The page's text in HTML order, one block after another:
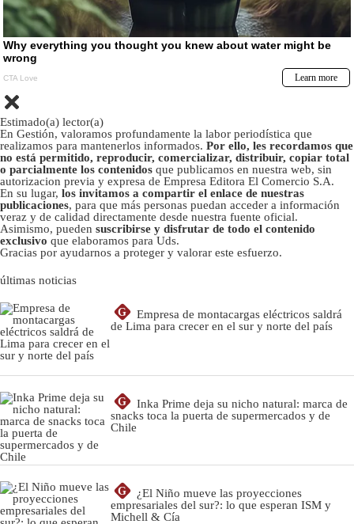
Estimado(a) lector(a)
En Gestión, valoramos profundamente la labor periodística que
realizamos para mantenerlos informados. Por ello, les recordamos que
no está permitido, reproducir, comercializar, distribuir, copiar total
o parcialmente los contenidos que publicamos en nuestra web, sin
autorizacion previa y expresa de Empresa Editora El Comercio S.A.
En su lugar, los invitamos a compartir el enlace de nuestras
publicaciones, para que más personas puedan acceder a información
veraz y de calidad directamente desde nuestra fuente oficial.
Asimismo, pueden suscribirse y disfrutar de todo el contenido
exclusivo que elaboramos para Uds.
Gracias por ayudarnos a proteger y valorar este esfuerzo.
últimas noticias
G
Empresa de montacargas eléctricos saldrá
de Lima para crecer en el sur y norte del país
G
Inka Prime deja su nicho natural: marca de
snacks toca la puerta de supermercados y de
Chile
G
¿El Niño mueve las proyecciones
empresariales del sur?: lo que esperan ISM y
Michell & Cía